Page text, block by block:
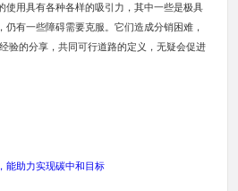
使用具有各种各样的吸引力，其中一些是极具
有一些障碍需要克服。它们造成分销困难，
验的分享，共同可行道路的定义，无疑会促进
能助力实现碳中和目标